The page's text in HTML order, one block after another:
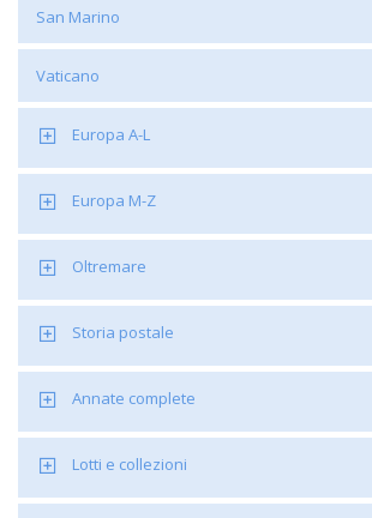
San Marino
Vaticano
Europa A-L
Europa M-Z
Oltremare
Storia postale
Annate complete
Lotti e collezioni